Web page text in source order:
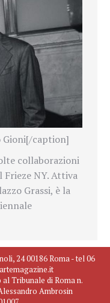
Gioni[/caption]
collaborazioni
Frieze NY. Attiva
Grassi, è la
24 00186 Roma - tel 06
Tribunale di Roma n.
Ambrosin